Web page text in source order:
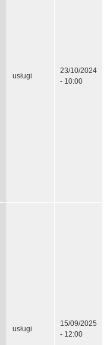
usługi
23/10/2024
- 10:00
usługi
15/09/2025
- 12:00